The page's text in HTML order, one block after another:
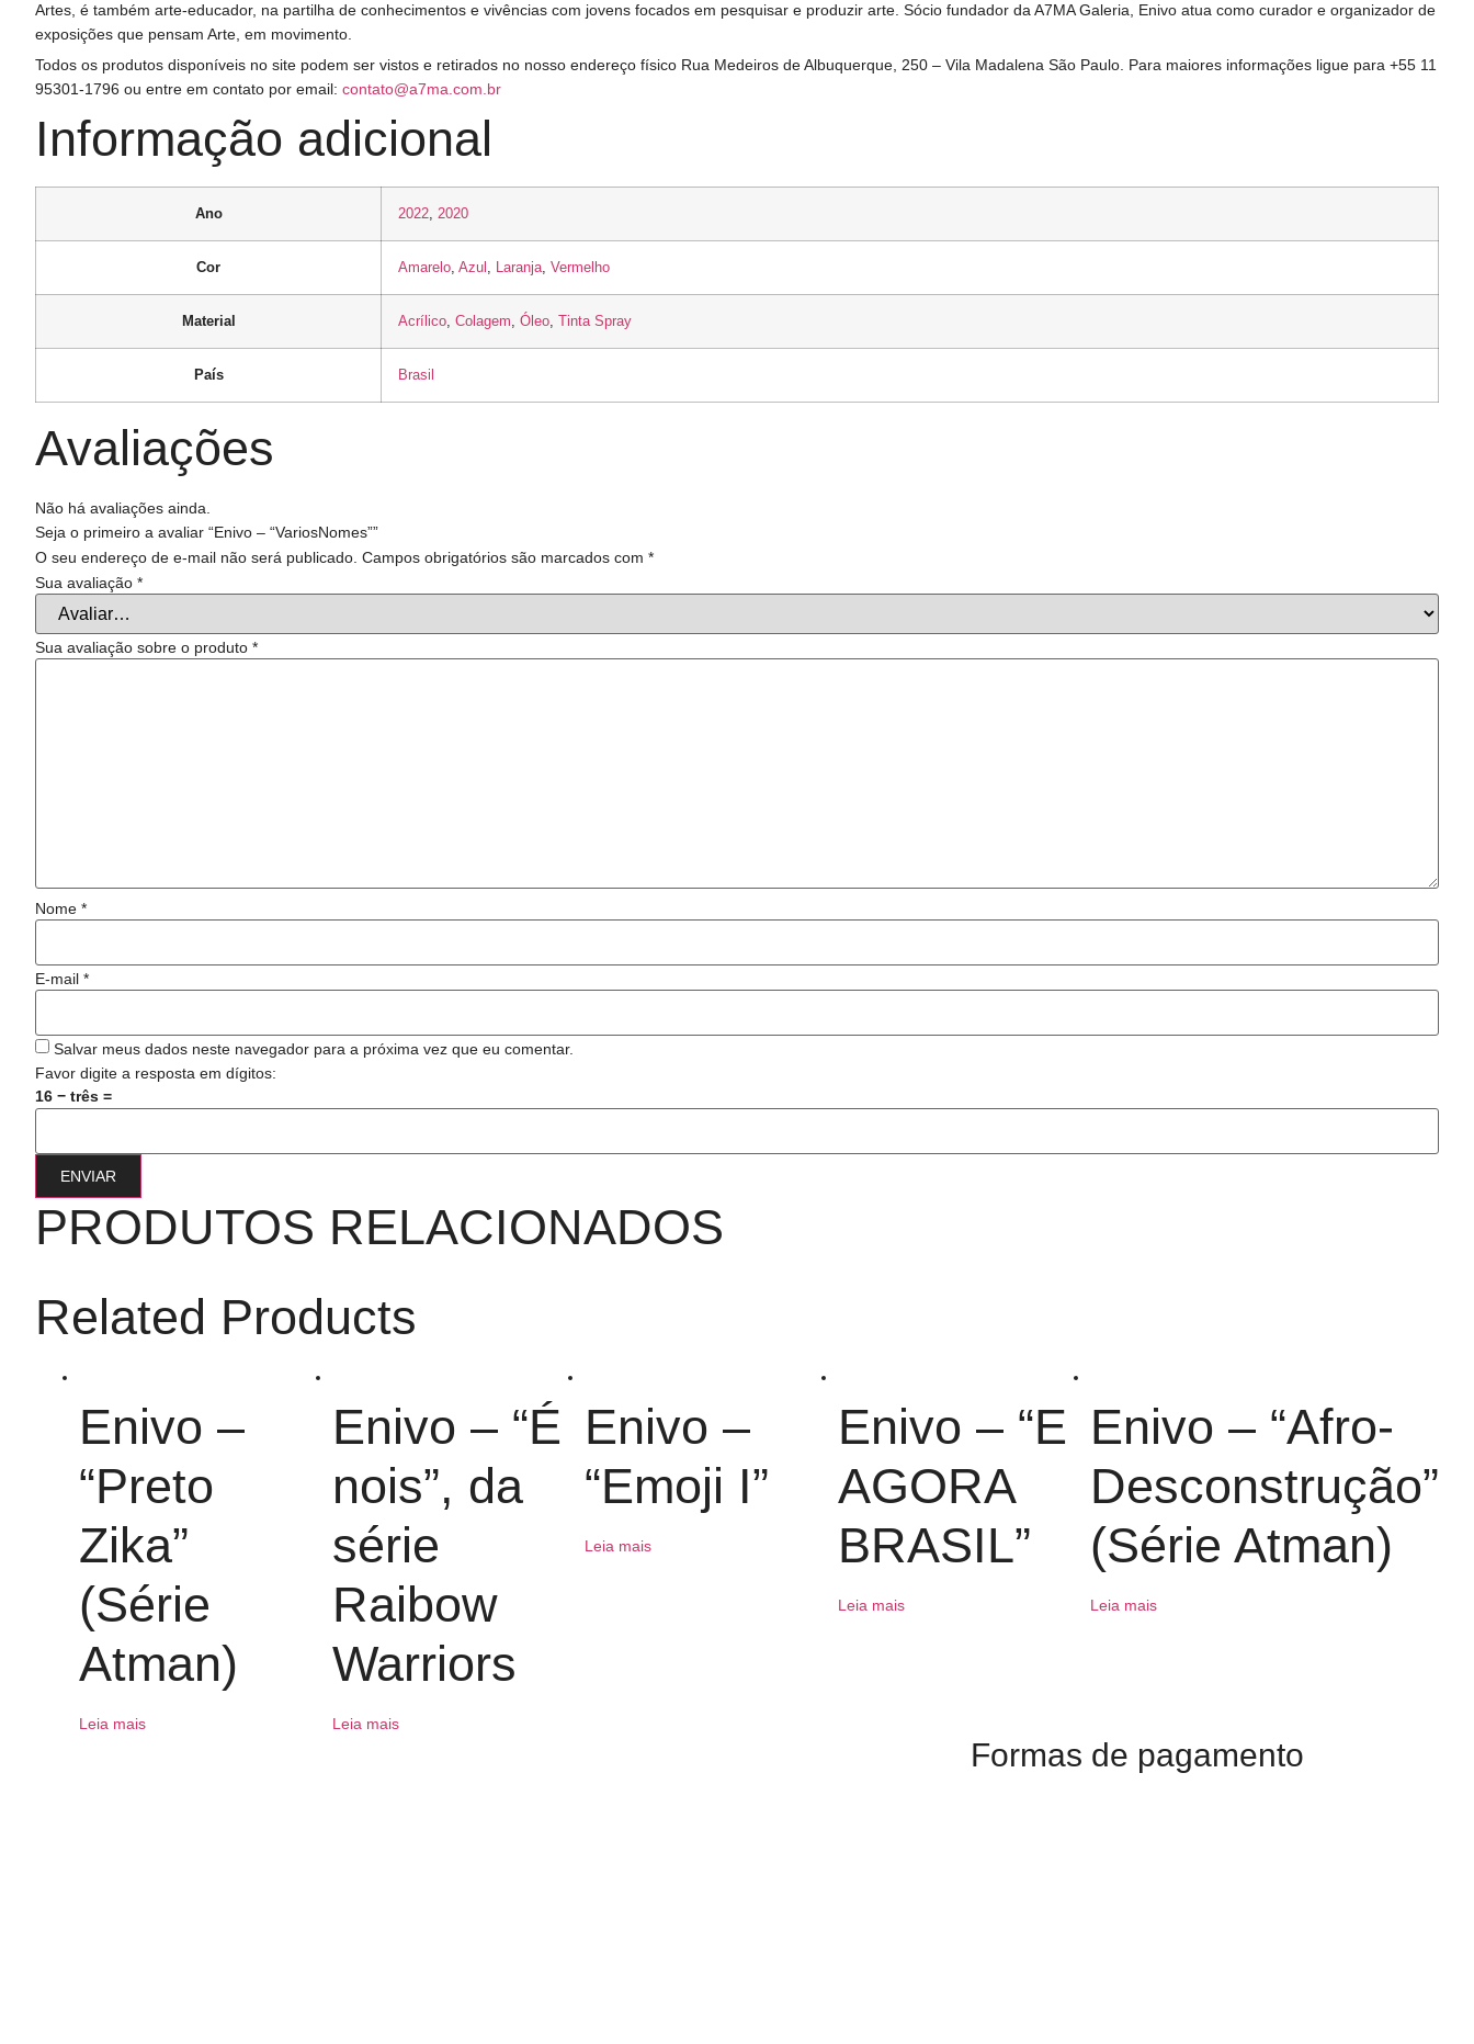
Artes, é também arte-educador, na partilha de conhecimentos e vivências com jovens focados em pesquisar e produzir arte. Sócio fundador da A7MA Galeria, Enivo atua como curador e organizador de
exposições que pensam Arte, em movimento.
Todos os produtos disponíveis no site podem ser vistos e retirados no nosso endereço físico Rua Medeiros de Albuquerque, 250 – Vila Madalena São Paulo. Para maiores informações ligue para +55 11
95301-1796 ou entre em contato por email: contato@a7ma.com.br
Informação adicional
Ano 2022, 2020
Cor Amarelo, Azul , Laranja, Vermelho
Material Acrílico, Colagem, Óleo, Tinta Spray
País Brasil
Avaliações
Não há avaliações ainda.
Seja o primeiro a avaliar “Enivo – “VariosNomes””
O seu endereço de e-mail não será publicado. Campos obrigatórios são marcados com *
Sua avaliação *
Sua avaliação sobre o produto *
Nome *
E-mail *
Salvar meus dados neste navegador para a próxima vez que eu comentar.
Favor digite a resposta em dígitos:
16 − três =
PRODUTOS RELACIONADOS
Related Products
Enivo –
“Preto
Zika”
(Série
Atman)
Leia mais
Enivo – “É
nois”, da
série
Raibow
Warriors
Leia mais
Enivo –
“Emoji I”
Leia mais
Enivo – “E
AGORA
BRASIL”
Leia mais
Enivo – “Afro-
Desconstrução”
(Série Atman)
Leia mais
Formas de pagamento